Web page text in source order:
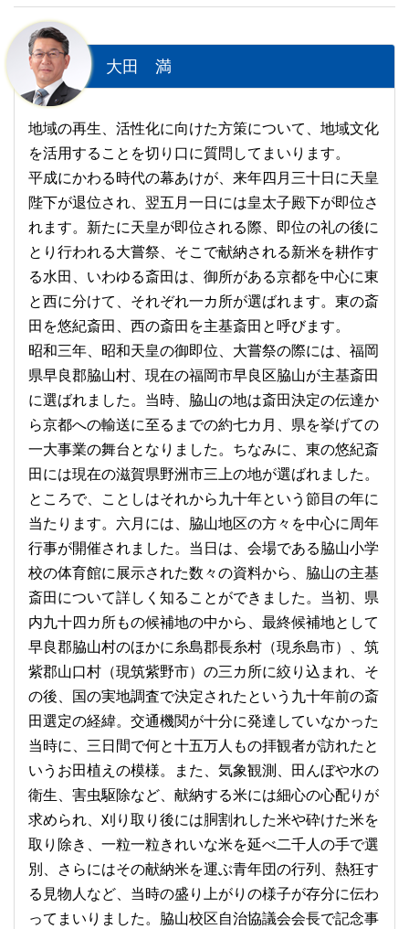
大田 満
地域の再生、活性化に向けた方策について、地域文化
を活用することを切り口に質問してまいります。
平成にかわる時代の幕あけが、来年四月三十日に天皇
陛下が退位され、翌五月一日には皇太子殿下が即位さ
れます。新たに天皇が即位される際、即位の礼の後に
とり行われる大嘗祭、そこで献納される新米を耕作す
る水田、いわゆる斎田は、御所がある京都を中心に東
と西に分けて、それぞれ一カ所が選ばれます。東の斎
田を悠紀斎田、西の斎田を主基斎田と呼びます。
昭和三年、昭和天皇の御即位、大嘗祭の際には、福岡
県早良郡脇山村、現在の福岡市早良区脇山が主基斎田
に選ばれました。当時、脇山の地は斎田決定の伝達か
ら京都への輸送に至るまでの約七カ月、県を挙げての
一大事業の舞台となりました。ちなみに、東の悠紀斎
田には現在の滋賀県野洲市三上の地が選ばれました。
ところで、ことしはそれから九十年という節目の年に
当たります。六月には、脇山地区の方々を中心に周年
行事が開催されました。当日は、会場である脇山小学
校の体育館に展示された数々の資料から、脇山の主基
斎田について詳しく知ることができました。当初、県
内九十四カ所もの候補地の中から、最終候補地として
早良郡脇山村のほかに糸島郡長糸村（現糸島市）、筑
紫郡山口村（現筑紫野市）の三カ所に絞り込まれ、そ
の後、国の実地調査で決定されたという九十年前の斎
田選定の経緯。交通機関が十分に発達していなかった
当時に、三日間で何と十五万人もの拝観者が訪れたと
いうお田植えの模様。また、気象観測、田んぼや水の
衛生、害虫駆除など、献納する米には細心の心配りが
求められ、刈り取り後には胴割れした米や砕けた米を
取り除き、一粒一粒きれいな米を延べ二千人の手で選
別、さらにはその献納米を運ぶ青年団の行列、熱狂す
る見物人など、当時の盛り上がりの様子が存分に伝わ
ってまいりました。脇山校区自治協議会会長で記念事